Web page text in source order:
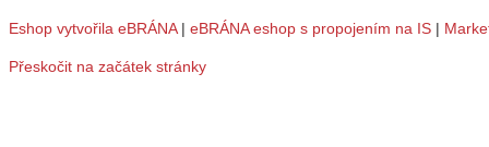
Eshop vytvořila eBRÁNA| eBRÁNA eshop s propojením na IS |
Přeskočit na začátek stránky